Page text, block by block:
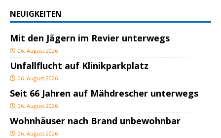
NEUIGKEITEN
Mit den Jägern im Revier unterwegs
06. August 2026
Unfallflucht auf Klinikparkplatz
06. August 2026
Seit 66 Jahren auf Mähdrescher unterwegs
06. August 2026
Wohnhäuser nach Brand unbewohnbar
06. August 2026